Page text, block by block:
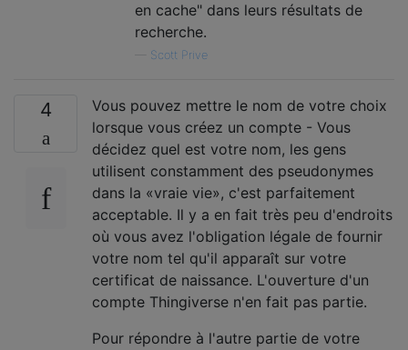
en cache" dans leurs résultats de
recherche.
Scott Prive
4
Vous pouvez mettre le nom de votre choix
lorsque vous créez un compte - Vous
décidez quel est votre nom, les gens
utilisent constamment des pseudonymes
dans la «vraie vie», c'est parfaitement
acceptable. Il y a en fait très peu d'endroits
où vous avez l'obligation légale de fournir
votre nom tel qu'il apparaît sur votre
certificat de naissance. L'ouverture d'un
compte Thingiverse n'en fait pas partie.
Pour répondre à l'autre partie de votre